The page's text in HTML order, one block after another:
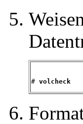
# volcheck